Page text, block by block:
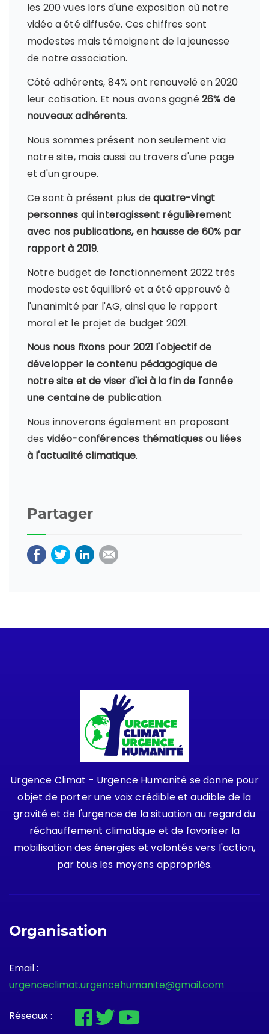
les 200 vues lors d'une exposition où notre
vidéo a été diffusée. Ces chiffres sont
modestes mais témoignent de la jeunesse
de notre association.
Côté adhérents, 84% ont renouvelé en 2020
leur cotisation. Et nous avons gagné26% de
nouveaux adhérents.
Nous sommes présent non seulement via
notre site, mais aussi au travers d'une page
et d'un groupe.
Ce sont à présent plus dequatre-vingt
personnes qui interagissent régulièrement
avec nos publications, en hausse de 60% par
rapport à 2019.
Notre budget de fonctionnement 2022 très
modeste est équilibré et a été approuvé à
l'unanimité par l'AG, ainsi que le rapport
moral et le projet de budget 2021.
Nous nous fixons pour 2021 l'objectif de
développer le contenu pédagogique de
notre site et de viser d'ici à la fin de l'année
une centaine de publication.
Nous innoverons également en proposant
des vidéo-conférences thématiques ou liées
à l'actualité climatique.
Partager
Urgence Climat - Urgence Humanité se donne pour
objet de porter une voix crédible et audible de la
gravité et de l'urgence de la situation au regard du
réchauffement climatique et de favoriser la
mobilisation des énergies et volontés vers l'action,
par tous les moyens appropriés.
Organisation
Email :
urgenceclimat.urgencehumanite@gmail.com
Réseaux :